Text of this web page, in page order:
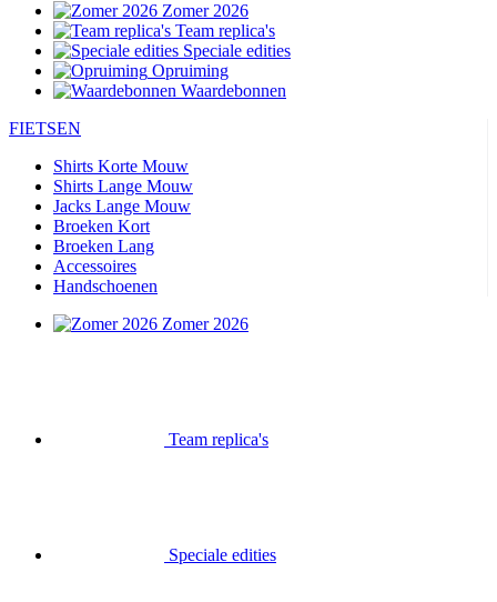
Zomer 2026
Team replica's
Speciale edities
Opruiming
Waardebonnen
FIETSEN
Shirts Korte Mouw
Shirts Lange Mouw
Jacks Lange Mouw
Broeken Kort
Broeken Lang
Accessoires
Handschoenen
Zomer 2026